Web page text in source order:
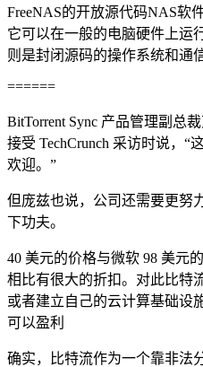
FreeNAS的开放源代码NAS软
它可以在一般的电脑硬件上运
则是封闭源码的操作系统和通
======
BitTorrent Sync 产品管理副总
接受 TechCrunch 采访时说，“
欢迎。”
但庞兹也说，公司还需要更努
下功夫。
40 美元的价格与微软 98 美元
相比有很大的折扣。对此比特
或者建立自己的云计算基础设
可以盈利
确实，比特流作为一个靠非法